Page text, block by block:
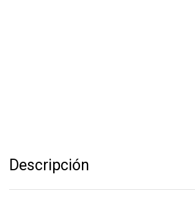
Descripción